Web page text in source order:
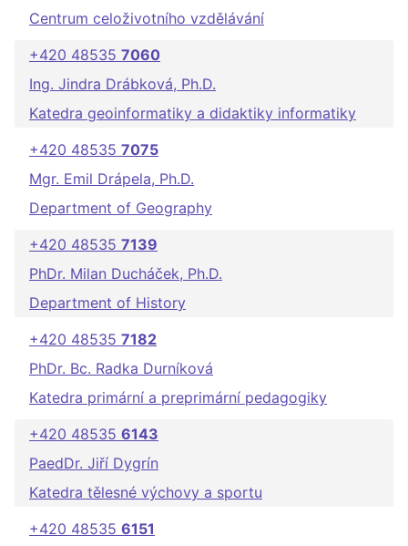
Centrum celoživotního vzdělávání
+420 48535 7060
Ing. Jindra Drábková, Ph.D.
Katedra geoinformatiky a didaktiky informatiky
+420 48535 7075
Mgr. Emil Drápela, Ph.D.
Department of Geography
+420 48535 7139
PhDr. Milan Ducháček, Ph.D.
Department of History
+420 48535 7182
PhDr. Bc. Radka Durníková
Katedra primární a preprimární pedagogiky
+420 48535 6143
PaedDr. Jiří Dygrín
Katedra tělesné výchovy a sportu
+420 48535 6151